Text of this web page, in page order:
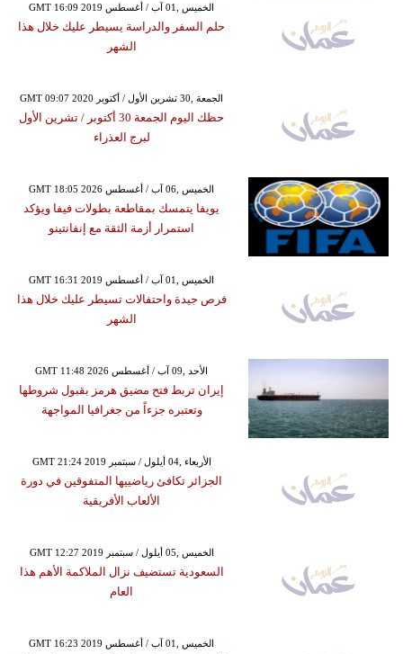
GMT 16:09 2019 الخميس ,01 آب / أغسطس
حلم السفر والدراسة يسيطر عليك خلال هذا
الشهر
GMT 09:07 2020 الجمعة ,30 تشرين الأول / أكتوبر
حظك اليوم الجمعة 30 أكتوبر / تشرين الأول
لبرج العذراء
GMT 18:05 2026 الخميس ,06 آب / أغسطس
يويفا يتمسك بمقاطعة بطولات فيفا ويؤكد
استمرار أزمة الثقة مع إنفانتينو
GMT 16:31 2019 الخميس ,01 آب / أغسطس
فرص جيدة واحتفالات تسيطر عليك خلال هذا
الشهر
GMT 11:48 2026 الأحد ,09 آب / أغسطس
إيران تربط فتح مضيق هرمز بقبول شروطها
وتعتبره جزءاً من جغرافيا المواجهة
GMT 21:24 2019 الأربعاء ,04 أيلول / سبتمبر
الجزائر تكافئ رياضييها المتفوقين في دورة
الألعاب الأفريقية
GMT 12:27 2019 الخميس ,05 أيلول / سبتمبر
السعودية تستضيف نزال الملاكمة الأهم هذا
العام
GMT 16:23 2019 الخميس ,01 آب / أغسطس